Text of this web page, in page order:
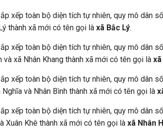
xếp toàn bộ diện tích tự nhiên, quy mô dân
thành xã mới có tên gọi là xã Bắc Lý.
xếp toàn bộ diện tích tự nhiên, quy mô dân
và xã Nhân Khang thành xã mới có tên gọi là
xếp toàn bộ diện tích tự nhiên, quy mô dân
Nghĩa và Nhân Bình thành xã mới có tên gọi là
xếp toàn bộ diện tích tự nhiên, quy mô dân
Xuân Khê thành xã mới có tên gọi là xã Nhân